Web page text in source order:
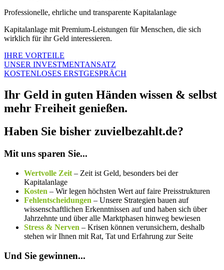
Professionelle, ehrliche und transparente Kapitalanlage
Kapitalanlage mit Premium-Leistungen für Menschen, die sich
wirklich für ihr Geld interessieren.
IHRE VORTEILE
UNSER INVESTMENTANSATZ
KOSTENLOSES ERSTGESPRÄCH
Ihr Geld in guten Händen wissen & selbst
mehr Freiheit genießen.
Haben Sie bisher zuvielbezahlt.de?
Mit uns sparen Sie...
Wertvolle Zeit – Zeit ist Geld, besonders bei der
Kapitalanlage
Kosten – Wir legen höchsten Wert auf faire Preisstrukturen
Fehlentscheidungen – Unsere Strategien bauen auf
wissenschaftlichen Erkenntnissen auf und haben sich über
Jahrzehnte und über alle Marktphasen hinweg bewiesen
Stress & Nerven – Krisen können verunsichern, deshalb
stehen wir Ihnen mit Rat, Tat und Erfahrung zur Seite
Und Sie gewinnen...